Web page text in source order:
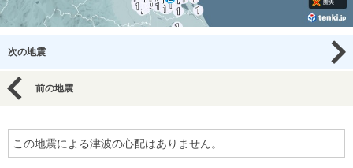
次の地震
前の地震
この地震による津波の心配はありません。